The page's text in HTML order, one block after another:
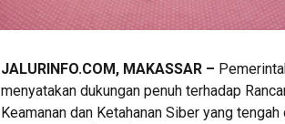
JALURINFO.COM, MAKASSAR –
menyatakan dukungan penuh terhadap
Keamanan dan Ketahanan Siber yang